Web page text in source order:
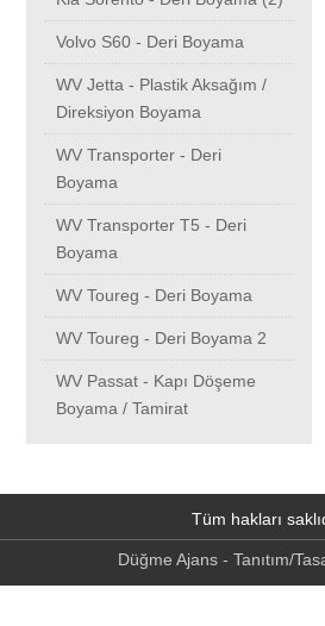
Volvo S60 - Deri Boyama
WV Jetta - Plastik Aksağım /
Direksiyon Boyama
WV Transporter - Deri
Boyama
WV Transporter T5 - Deri
Boyama
WV Toureg - Deri Boyama
WV Toureg - Deri Boyama 2
WV Passat - Kapı Döşeme
Boyama / Tamirat
Tüm hakları
Düğme Ajans - Tanıtım/